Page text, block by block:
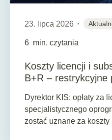
23. lipca 2026
6 min. czytania
Koszty licencji i
B+R – restrykcyjne
Dyrektor KIS: opłaty za
specjalistycznego
zostać uznane za